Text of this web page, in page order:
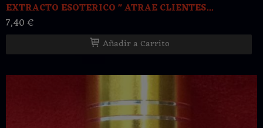
EXTRACTO ESOTERICO " ATRAE CLIENTES...
7,40 €
Añadir a Carrito